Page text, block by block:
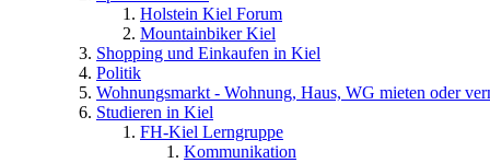
Holstein Kiel Forum
Mountainbiker Kiel
Shopping und Einkaufen in Kiel
Politik
Wohnungsmarkt - Wohnung, Haus, WG mieten oder
Studieren in Kiel
FH-Kiel Lerngruppe
Kommunikation